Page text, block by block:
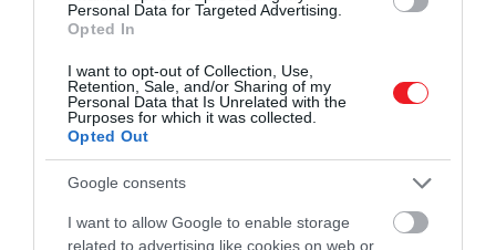
Personal Data for Targeted Advertising.
Opted In
I want to opt-out of Collection, Use,
Retention, Sale, and/or Sharing of my
Personal Data that Is Unrelated with the
Purposes for which it was collected.
Opted Out
Google consents
I want to allow Google to enable storage
related to advertising like cookies on web or
októberben utaznunk.
A közhiedelemmel ellentétben a szeptember az
iskolakezdés ellenére még nem számít szezonon
kívüli hónapnak, sőt: 2025-ben várhatóan az első
őszi hónap lesz a legnépszerűbb időszak az utazók
körében.